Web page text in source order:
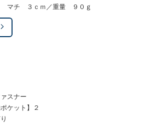
チ ３ｃｍ／重量 ９０ｇ
スナー
ケット】２